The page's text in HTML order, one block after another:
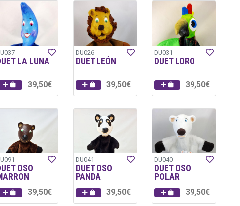
LA LUNA
39,50€
DU026
DUET LEÓN
39,50€
DU031
DUET LORO
39,50€
OSO
39,50€
DU041
DUET OSO
PANDA
39,50€
DU040
DUET OSO
POLAR
39,50€